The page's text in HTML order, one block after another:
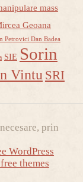
mass
Geoana
Petrovici Dan Badea
SIE Sorin
Vintu SRI
prin
WordPress
themes